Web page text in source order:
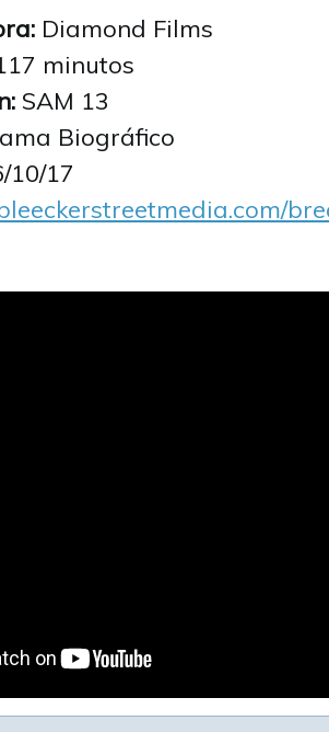
Diamond Films
minutos
SAM 13
Biográfico
10/17